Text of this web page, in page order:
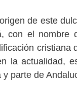
de este
con el nombre
cristiana
la actualidad,
y parte de